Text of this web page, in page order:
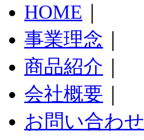
HOME ｜
事業理念 ｜
商品紹介 ｜
会社概要 ｜
お問い合わせ